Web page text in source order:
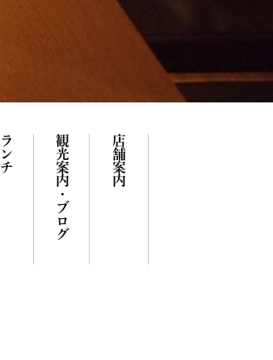
ランチ 観光案内・ブログ 店舗案内